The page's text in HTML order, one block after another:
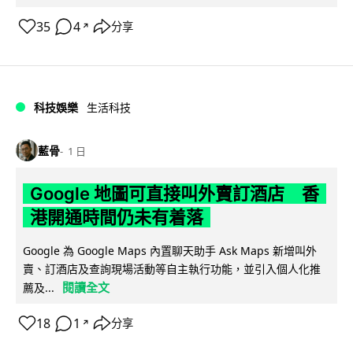
35 4 ↗ 分享
科技娛樂 生活科技
藍骨 1 日
Google 地圖可直接叫外賣訂酒店 香
港開通時間仍未有着落
Google 為 Google Maps 內置聊天助手 Ask Maps 新增叫外
賣、訂酒店及查詢現場活動等自主執行功能，並引入個人化推
薦及...
閱讀全文
18 1 ↗ 分享